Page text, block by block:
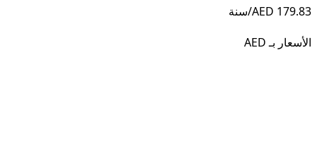
179.83 AED
/سنة
الأسعار بـ AED